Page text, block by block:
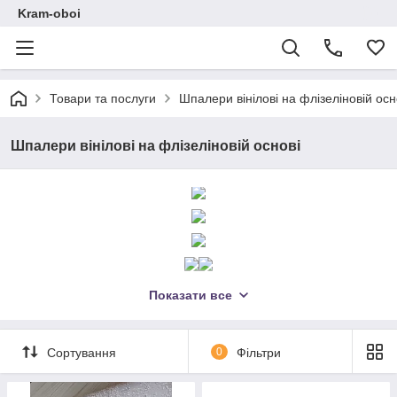
Kram-oboi
Товари та послуги Шпалери вінілові на флізеліновій
Шпалери вінілові на флізеліновій основі
Показати все
Сортування 0 Фільтри